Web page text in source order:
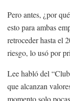
Pero antes, ¿por
esto para ambas
retroceder hasta el
riesgo, lo usó por
Lee habló del
que alcanzan
momento solo